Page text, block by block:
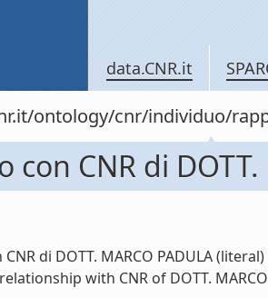
data.CNR.it
ontology/cnr/individuo/
con CNR di DOTT.
di DOTT. MARCO PADULA (literal)
with CNR of DOTT.